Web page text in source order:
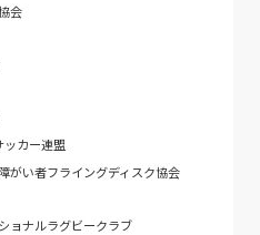
会
カー連盟
い者フライングディスク協会
ョナルラグビークラブ